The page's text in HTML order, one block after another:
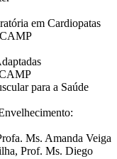
em Cardiopatas
para a Saúde
Ms. Amanda Veiga
Prof. Ms. Diego